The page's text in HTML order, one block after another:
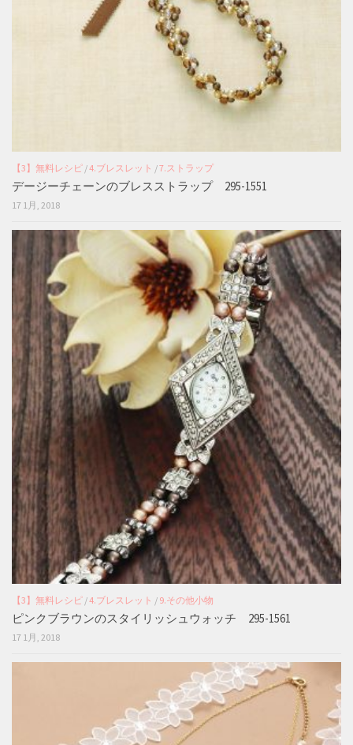
【3】無料レシピ /4.ブレスレット /7.ストラップ
デージーチェーンのブレスストラップ 295-1551
17 1月, 2018
【3】無料レシピ /4.ブレスレット / 9.その他小物
ピンクブラウンのスタイリッシュウォッチ 295-1561
17 1月, 2018